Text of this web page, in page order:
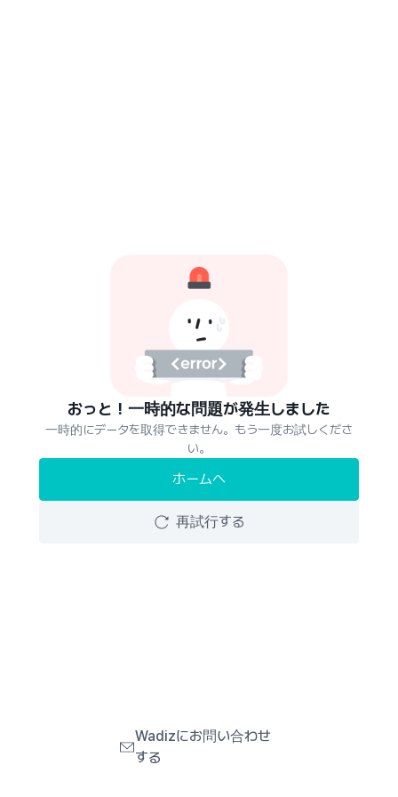
おっと！一時的な問題が発生しました
一時的にデータを取得できません。もう一度お試しくださ
い。
ホームへ
再試行する
Wadizにお問い合わせ
する